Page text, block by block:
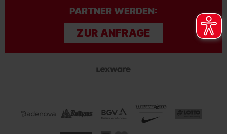
PARTNER WERDEN:
ZUR ANFRAGE